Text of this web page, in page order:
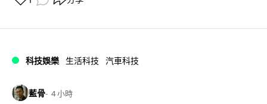
科技娛樂 生活科技 汽車科技
藍骨 4 小時